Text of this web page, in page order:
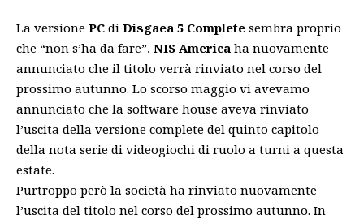
La versione PC di Disgaea 5 Complete sembra proprio
che “non s’ha da fare”, NIS America ha nuovamente
annunciato che il titolo verrà rinviato nel corso del
prossimo autunno. Lo scorso maggio vi avevamo
annunciato che la software house aveva rinviato
l’uscita della versione complete del quinto capitolo
della nota serie di videogiochi di ruolo a turni a questa
estate.
Purtroppo però la società ha rinviato nuovamente
l’uscita del titolo nel corso del prossimo autunno. In